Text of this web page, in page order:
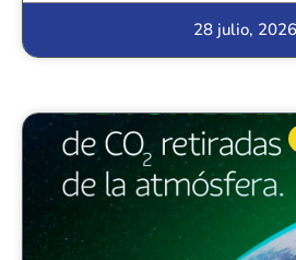
28 julio, 2026